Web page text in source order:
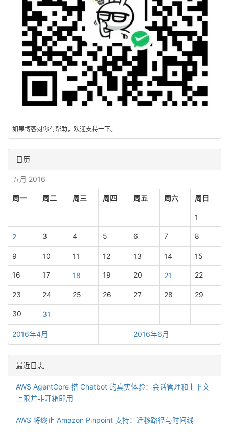
如果博客对你有帮助，欢迎支持一下。
日历
五月 2016
周一 周二 周三 周四 周五 周六 周日
2016年4月 2016年6月
1
2 3 4 5 6 7 8
9 10 11 12 13 14 15
16 17 18 19 20 21 22
23 24 25 26 27 28 29
30 31
最近日志
AWS AgentCore 搭 Chatbot 的真实体验：会话管理和上下文
上限并非开箱即用
AWS 将终止 Amazon Pinpoint 支持：迁移路径与时间线